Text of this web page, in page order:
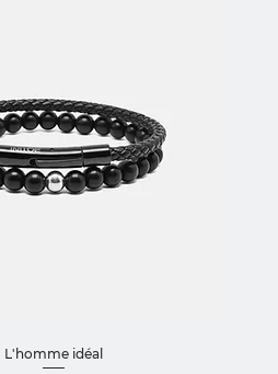
Aperçu rapide
L'homme idéal